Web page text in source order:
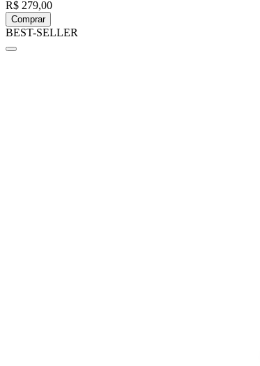
R$ 279,00
Comprar
BEST-SELLER